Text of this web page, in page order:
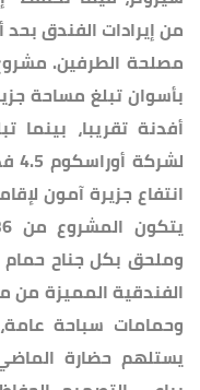
من إيرادات الفندق
مصلحة الطرفين.
أفدنة تقريبا، بينما
انتفاع جزيرة آمون
وملحق بكل جناح حمام
الفندقية المميزة
وحمامات سباحة
يستلهم حضارة